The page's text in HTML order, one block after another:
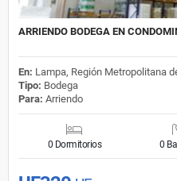
ARRIENDO BODEGA EN
En: Lampa, Región Metropolitana
Tipo: Bodega
Para: Arriendo
0 Dormitorios 0